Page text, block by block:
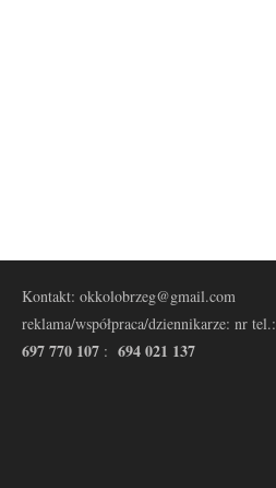
Kontakt: okkolobrzeg@gmail.com
reklama/współpraca/dziennikarze: nr tel.:
697 770 107 : 694 021 137